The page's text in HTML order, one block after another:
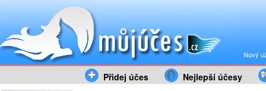
Nový
Přidej účes Nejlepší účesy